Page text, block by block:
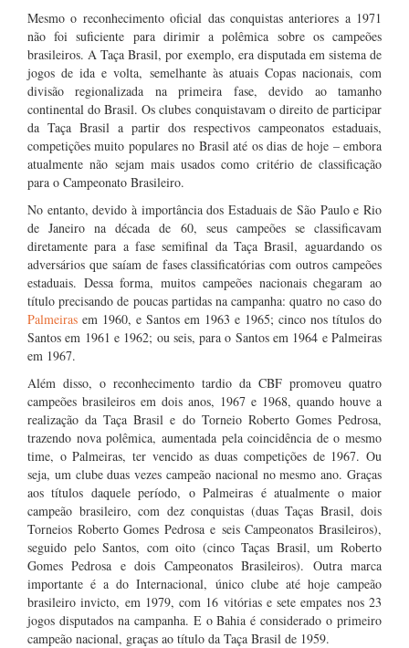
Mesmo o reconhecimento oficial das conquistas anteriores a 1971
não foi suficiente para dirimir a polêmica sobre os campeões
brasileiros. A Taça Brasil, por exemplo, era disputada em sistema de
jogos de ida e volta, semelhante às atuais Copas nacionais, com
divisão regionalizada na primeira fase, devido ao tamanho
continental do Brasil. Os clubes conquistavam o direito de participar
da Taça Brasil a partir dos respectivos campeonatos estaduais,
competições muito populares no Brasil até os dias de hoje – embora
atualmente não sejam mais usados como critério de classificação
para o Campeonato Brasileiro.
No entanto, devido à importância dos Estaduais de São Paulo e Rio
de Janeiro na década de 60, seus campeões se classificavam
diretamente para a fase semifinal da Taça Brasil, aguardando os
adversários que saíam de fases classificatórias com outros campeões
estaduais. Dessa forma, muitos campeões nacionais chegaram ao
título precisando de poucas partidas na campanha: quatro no caso do
Palmeiras em 1960, e Santos em 1963 e 1965; cinco nos títulos do
Santos em 1961 e 1962; ou seis, para o Santos em 1964 e Palmeiras
em 1967.
Além disso, o reconhecimento tardio da CBF promoveu quatro
campeões brasileiros em dois anos, 1967 e 1968, quando houve a
realização da Taça Brasil e do Torneio Roberto Gomes Pedrosa,
trazendo nova polêmica, aumentada pela coincidência de o mesmo
time, o Palmeiras, ter vencido as duas competições de 1967. Ou
seja, um clube duas vezes campeão nacional no mesmo ano. Graças
aos títulos daquele período, o Palmeiras é atualmente o maior
campeão brasileiro, com dez conquistas (duas Taças Brasil, dois
Torneios Roberto Gomes Pedrosa e seis Campeonatos Brasileiros),
seguido pelo Santos, com oito (cinco Taças Brasil, um Roberto
Gomes Pedrosa e dois Campeonatos Brasileiros). Outra marca
importante é a do Internacional, único clube até hoje campeão
brasileiro invicto, em 1979, com 16 vitórias e sete empates nos 23
jogos disputados na campanha. E o Bahia é considerado o primeiro
campeão nacional, graças ao título da Taça Brasil de 1959.